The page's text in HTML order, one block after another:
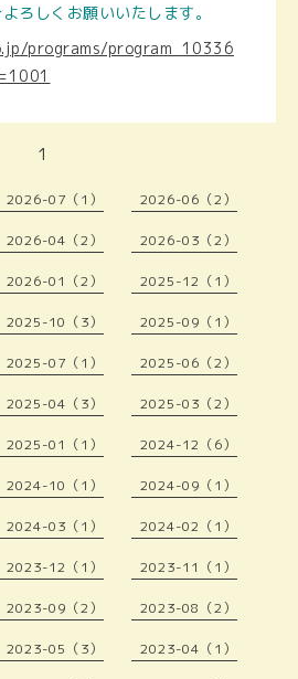
ろしくお願いいたします。
programs/program_10336
1
2026-07（1） 2026-06（2）
2026-04（2） 2026-03（2）
2026-01（2） 2025-12（1）
2025-10（3） 2025-09（1）
2025-07（1） 2025-06（2）
2025-04（3） 2025-03（2）
2025-01（1） 2024-12（6）
2024-10（1） 2024-09（1）
2024-03（1） 2024-02（1）
2023-12（1） 2023-11（1）
2023-09（2） 2023-08（2）
2023-05（3） 2023-04（1）